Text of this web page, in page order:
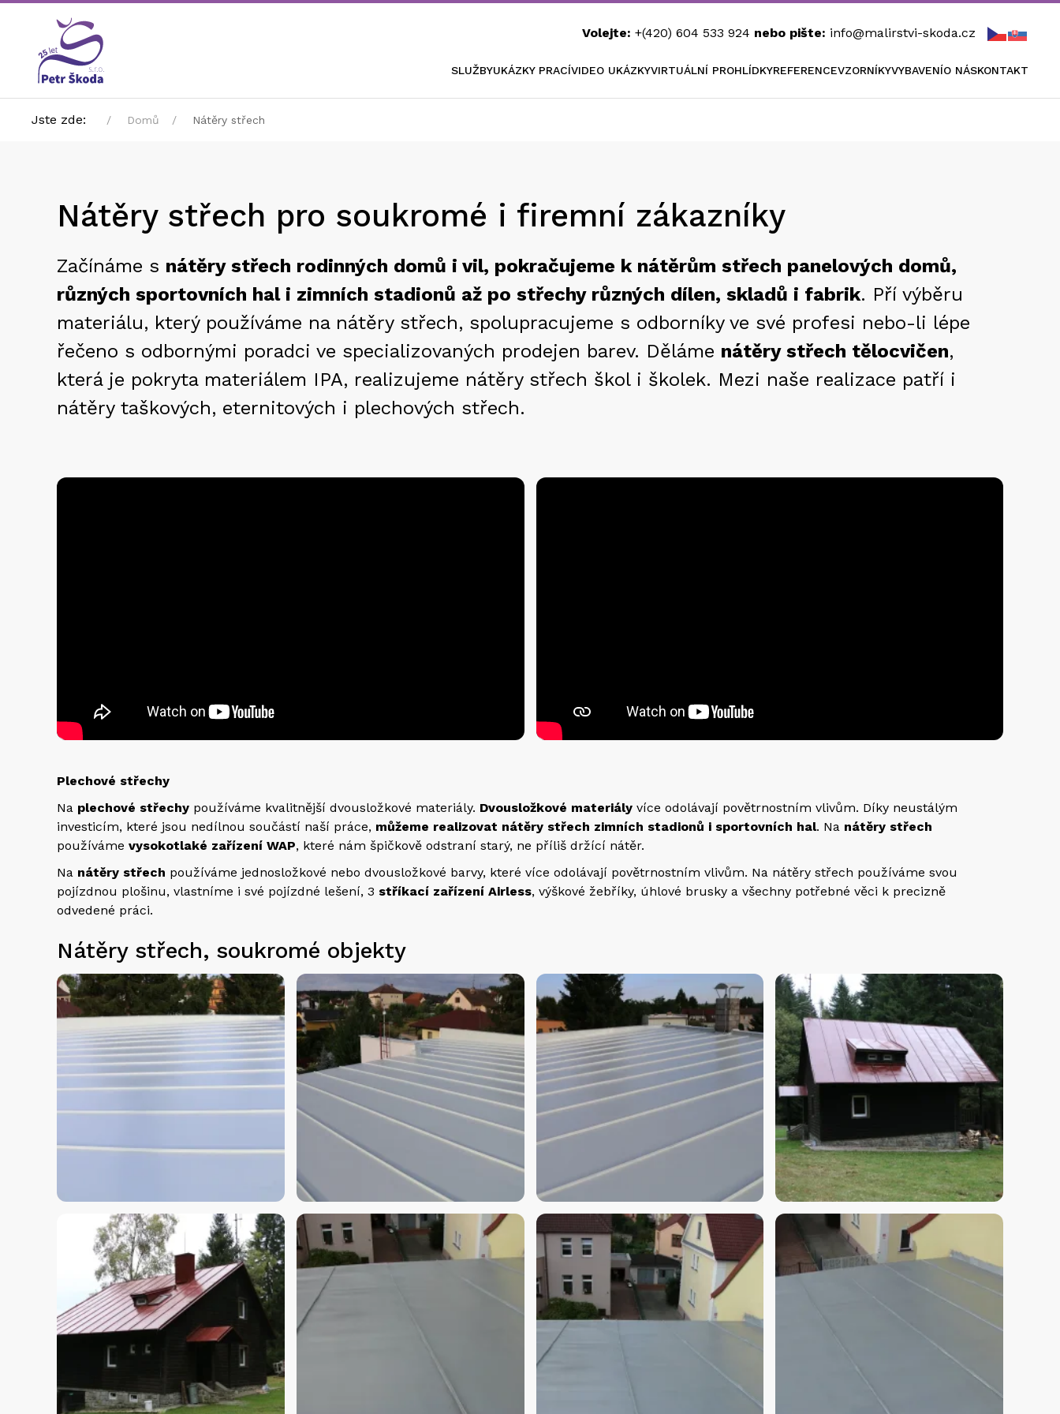
Volejte: +(420) 604 533 924 nebo pište: info@malirstvi-skoda.cz
SLUŽBYUKÁZKY PRACÍVIDEO UKÁZKYVIRTUÁLNÍ PROHLÍDKYREFERENCEVZORNÍKYVYBAVENÍO NÁSKONTAKT
Jste zde: Domů Nátěry střech
Nátěry střech pro soukromé i firemní zákazníky
Začínáme s nátěry střech rodinných domů i vil, pokračujeme k nátěrům střech panelových domů,
různých sportovních hal i zimních stadionů až po střechy různých dílen, skladů i fabrik. Pří výběru
materiálu, který používáme na nátěry střech, spolupracujeme s odborníky ve své profesi nebo-li lépe
řečeno s odbornými poradci ve specializovaných prodejen barev. Děláme nátěry střech tělocvičen,
která je pokryta materiálem IPA, realizujeme nátěry střech škol i školek. Mezi naše realizace patří i
nátěry taškových, eternitových i plechových střech.
Plechové střechy
Na plechové střechy používáme kvalitnější dvousložkové materiály. Dvousložkové materiály více odolávají povětrnostním vlivům. Díky neustálým
investicím, které jsou nedílnou součástí naší práce, můžeme realizovat nátěry střech zimních stadionů i sportovních hal. Na nátěry střech
používáme vysokotlaké zařízení WAP, které nám špičkově odstraní starý, ne příliš držící nátěr.
Na nátěry střech používáme jednosložkové nebo dvousložkové barvy, které více odolávají povětrnostním vlivům. Na nátěry střech používáme svou
pojízdnou plošinu, vlastníme i své pojízdné lešení, 3 stříkací zařízení Airless, výškové žebříky, úhlové brusky a všechny potřebné věci k precizně
odvedené práci.
Nátěry střech, soukromé objekty